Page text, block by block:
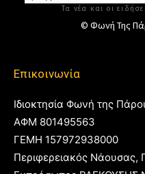
Τα νέα και οι
© Φωνή Της
Επικοινωνία
Ιδιοκτησία Φωνή της
ΑΦΜ 801495563
ΓΕΜΗ 157972938000
Περιφερειακός Νάουσας,